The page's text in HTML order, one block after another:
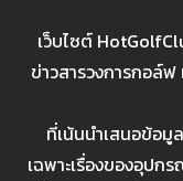
เว็บไซต์
ข่าวสารวงการกอล์
ที่เน้นนำเสนอข้อ
เฉพาะเรื่องของอุปก